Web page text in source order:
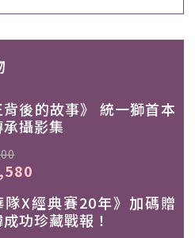
背後的故事》 統一獅首本
攝影集
隊X經典賽20年》加碼贈
功珍藏戰報！